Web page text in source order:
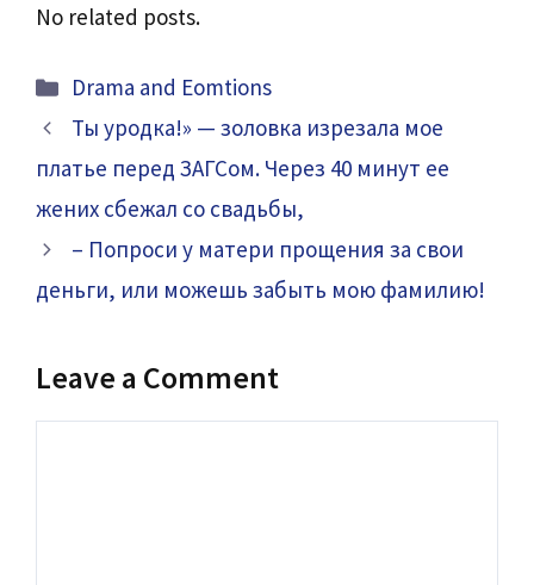
No related posts.
Categories
Drama and Eomtions
Ты уродка!» — золовка изрезала мое
платье перед ЗАГСом. Через 40 минут ее
жених сбежал со свадьбы,
– Попроси у матери прощения за свои
деньги, или можешь забыть мою фамилию!
Leave a Comment